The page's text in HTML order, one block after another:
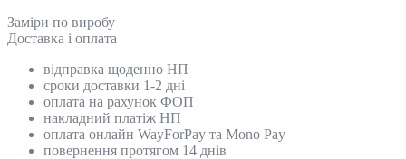
Замiри по виробу
Доставка і оплата
відправка щоденно НП
сроки доставки 1-2 дні
оплата на рахунок ФОП
накладний платіж НП
оплата онлайн WayForPay та Mono Pay
повернення протягом 14 днів